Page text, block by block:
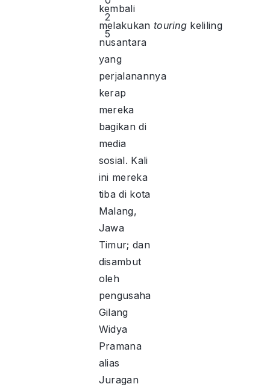
2
5
kembali
melakukan touring keliling
nusantara
yang
perjalanannya
kerap
mereka
bagikan di
media
sosial. Kali
ini mereka
tiba di kota
Malang,
Jawa
Timur; dan
disambut
oleh
pengusaha
Gilang
Widya
Pramana
alias
Juragan